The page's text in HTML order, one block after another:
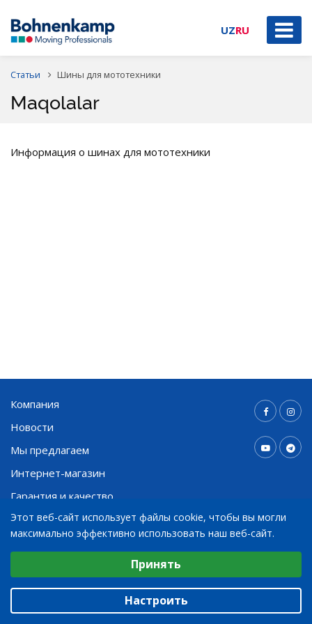
UZRU
Статьи Шины для мототехники
Maqolalar
Информация о шинах для мототехники
Компания
Новости
Мы предлагаем
Интернет-магазин
Гарантия и качество
Контакты
info@bohnenkamp.uz
ООО “Боненкамп”
Этот веб-сайт использует файлы cookie, чтобы вы могли
максимально эффективно использовать наш веб-сайт.
Выберите настройки cookie
Аналитические/Функциональные
Принять
Настроить